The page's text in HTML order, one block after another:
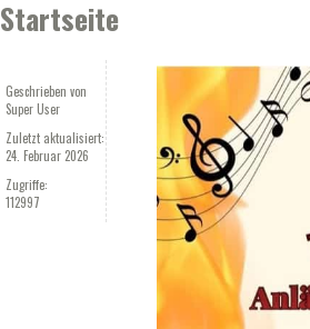
Startseite
Geschrieben von
Super User
Zuletzt aktualisiert:
24. Februar 2026
Zugriffe:
112997